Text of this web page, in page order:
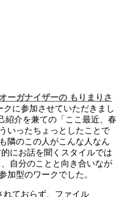
ーガナイザーの もりまりさ
に参加させていただきまし
紹介を兼ての「ここ最近、春
いったちょっとしたことで
隣のこの人がこんな人なん
にお話を聞くスタイルでは
自分のことと向き合いなが
加型のワークでした。